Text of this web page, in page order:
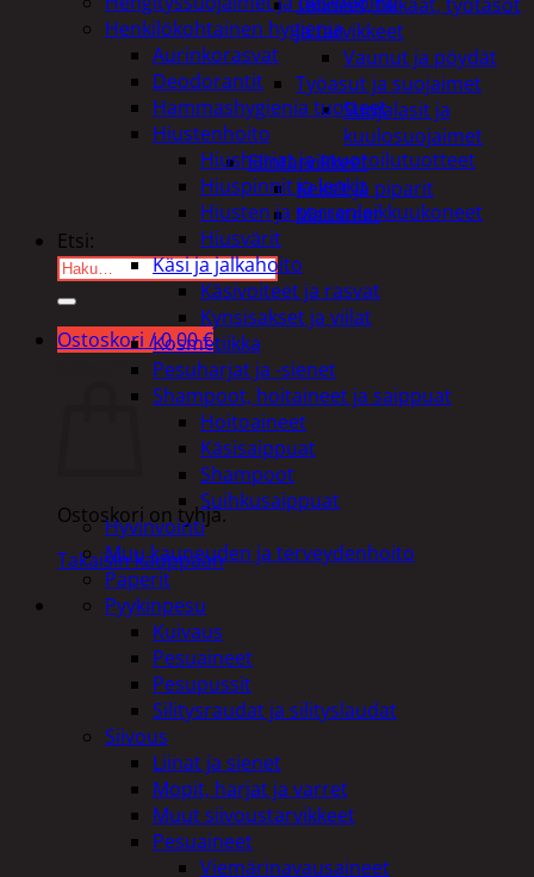
ja tarvikkeet
Vaunut ja pöydät
Työasut ja suojaimet
Suojalasit ja
kuulosuojaimet
Elintarvikkeet
Keksit ja piparit
Mausteet
Etsi:
Ostoskori /0,00€
Ostoskori on tyhjä.
Takaisin kauppaan
Henkilökohtainen hygienia
Aurinkorasvat
Deodorantit
Hammashygienia tuotteet
Hiustenhoito
Hiusharjat ja muotoilutuotteet
Hiuspinnit ja lenkit
Hiusten ja parranleikkuukoneet
Hiusvärit
Käsi ja jalkahoito
Käsivoiteet ja rasvat
Kynsisakset ja viilat
Kosmetiikka
Pesuharjat ja -sienet
Shampoot, hoitaineet ja saippuat
Hoitoaineet
Käsisaippuat
Shampoot
Suihkusaippuat
Hyvinvointi
Muu kauneuden ja terveydenhoito
Paperit
Pyykinpesu
Kuivaus
Pesuaineet
Pesupussit
Silitysraudat ja silityslaudat
Siivous
Liinat ja sienet
Mopit, harjat ja varret
Muut siivoustarvikkeet
Pesuaineet
Viemärinavausaineet